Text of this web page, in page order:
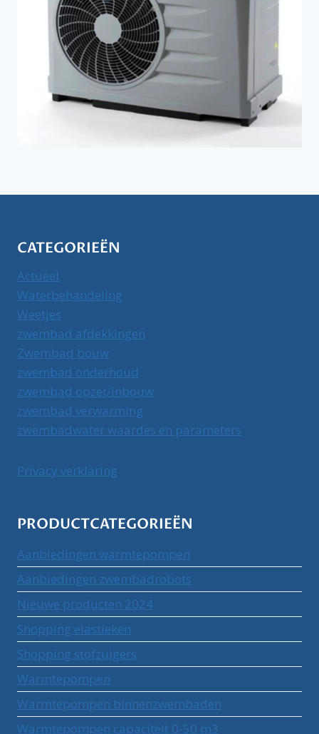
CATEGORIEËN
Actueel
Waterbehandeling
Weetjes
zwembad afdekkingen
Zwembad bouw
zwembad onderhoud
zwembad opzet/inbouw
zwembad verwarming
zwembadwater waardes en parameters
Privacy verklaring
PRODUCTCATEGORIEËN
Aanbiedingen warmtepompen
Aanbiedingen zwembadrobots
Nieuwe producten 2024
Shopping elastieken
Shopping stofzuigers
Warmtepompen
Warmtepompen binnenzwembaden
Warmtepompen capaciteit 0-50 m3